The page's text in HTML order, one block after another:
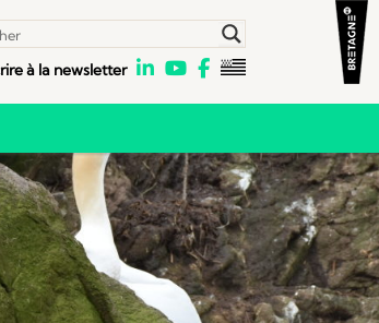
à la newsletter